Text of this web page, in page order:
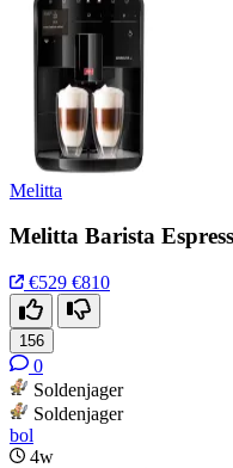
Melitta
Melitta Barista
€529 €810
156
0
Soldenjager
Soldenjager
bol
4w